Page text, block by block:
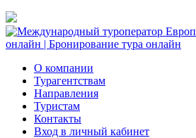
О компании
Турагентствам
Направления
Туристам
Контакты
Вход в личный кабинет